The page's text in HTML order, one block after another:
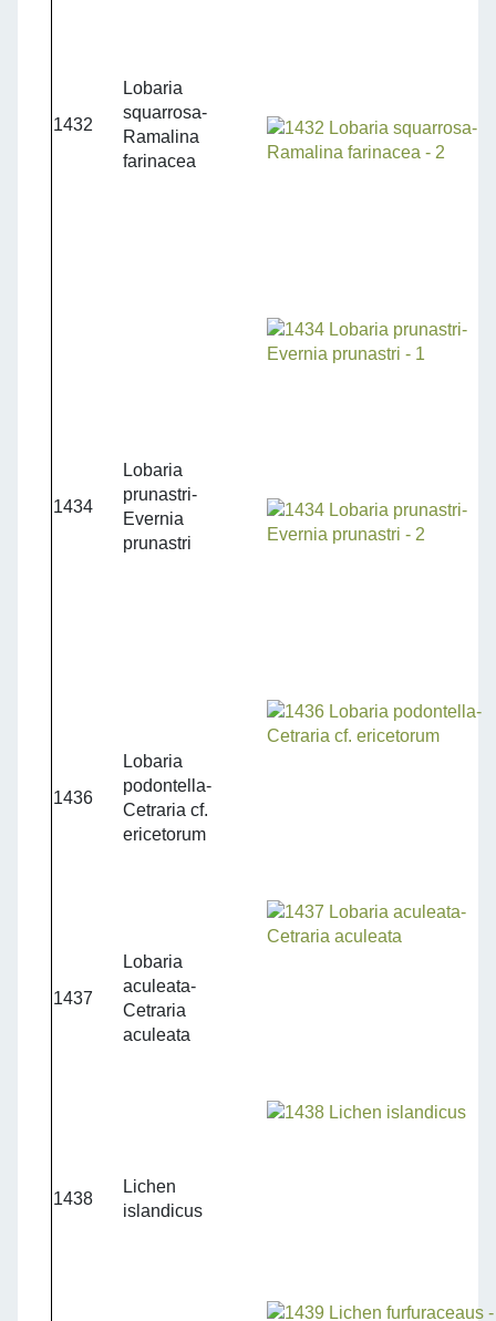
1432
Lobaria
squarrosa-
Ramalina
farinacea
1434
Lobaria
prunastri-
Evernia
prunastri
1436
Lobaria
podontella-
Cetraria cf.
ericetorum
1437
Lobaria
aculeata-
Cetraria
aculeata
1438
Lichen
islandicus